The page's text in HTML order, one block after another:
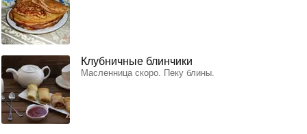
Клубничные блинчики
Масленница скоро. Пеку блины.